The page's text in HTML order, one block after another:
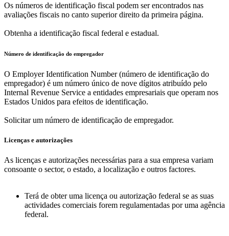
Os números de identificação fiscal podem ser encontrados nas
avaliações fiscais no canto superior direito da primeira página.
Obtenha a identificação fiscal federal e estadual.
Número de identificação do empregador
O Employer Identification Number (número de identificação do
empregador) é um número único de nove dígitos atribuído pelo
Internal Revenue Service a entidades empresariais que operam nos
Estados Unidos para efeitos de identificação.
Solicitar um número de identificação de empregador.
Licenças e autorizações
As licenças e autorizações necessárias para a sua empresa variam
consoante o sector, o estado, a localização e outros factores.
Terá de obter uma licença ou autorização federal se as suas
actividades comerciais forem regulamentadas por uma agência
federal.